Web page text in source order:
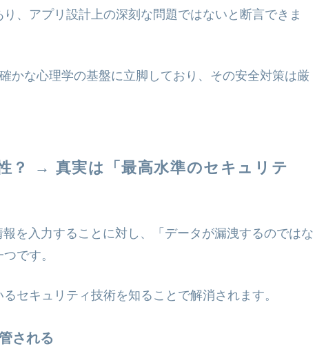
、アプリ設計上の深刻な問題ではないと断言できま
かな心理学の基盤に立脚しており、その安全対策は厳
？ → 真実は「最高水準のセキュリテ
を入力することに対し、「データが漏洩するのではな
です。
セキュリティ技術を知ることで解消されます。
される